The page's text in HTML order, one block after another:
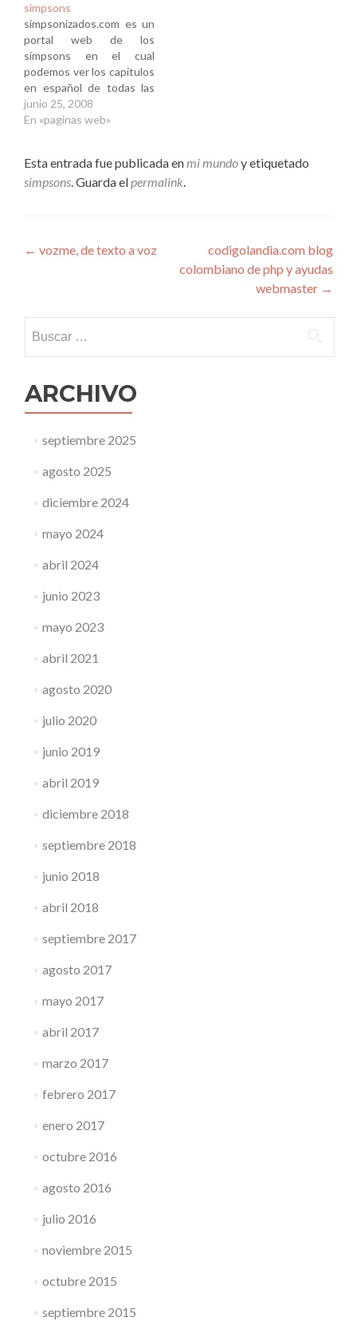
simpsons
simpsonizados.com es un
portal web de los
simpsons en el cual
podemos ver los capitulos
en español de todas las
temporadas , incluyendo
la 19 (actual) y lo mejor es
que registrarnos ni nada.
junio 25, 2008
En «paginas web»
Esta entrada fue publicada enmi mundoy etiquetado
simpsons. Guarda elpermalink.
Navegación
entradas
← vozme, de texto a voz
codigolandia.com blog
colombiano de php y ayudas
webmaster →
ARCHIVO
septiembre 2025
agosto 2025
diciembre 2024
mayo 2024
abril 2024
junio 2023
mayo 2023
abril 2021
agosto 2020
julio 2020
junio 2019
abril 2019
diciembre 2018
septiembre 2018
junio 2018
abril 2018
septiembre 2017
agosto 2017
mayo 2017
abril 2017
marzo 2017
febrero 2017
enero 2017
octubre 2016
agosto 2016
julio 2016
noviembre 2015
octubre 2015
septiembre 2015